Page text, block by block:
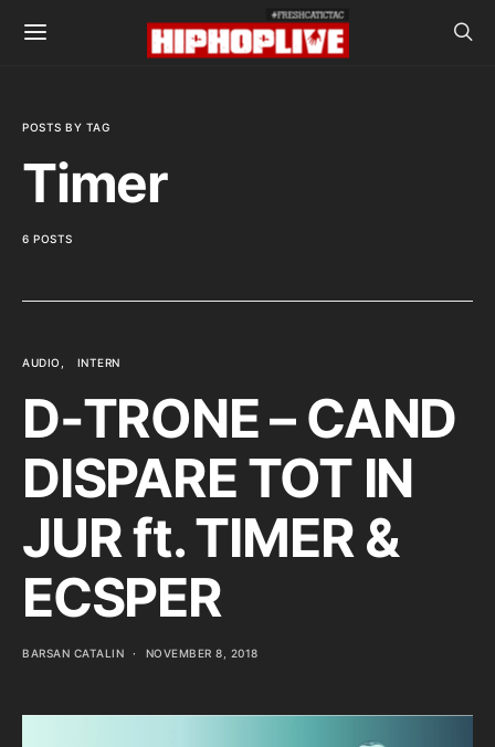
POSTS BY TAG
Timer
6 POSTS
AUDIO INTERN
D-TRONE – CAND
DISPARE TOT IN
JUR ft. TIMER &
ECSPER
BARSAN CATALIN NOVEMBER 8, 2018